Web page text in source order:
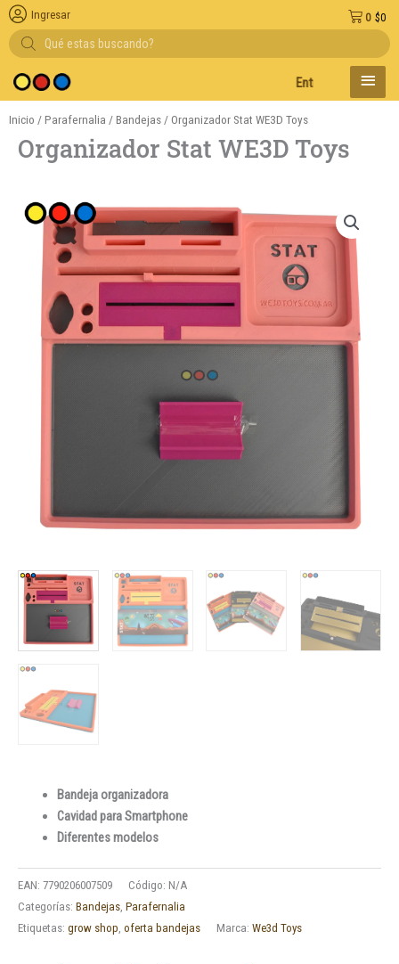
Búsqueda
de
productos
Entregas en el día en
$0
0
Ingresar
MENÚ
Inicio / Parafernalia / Bandejas / Organizador Stat WE3D Toys
Organizador Stat WE3D Toys
Bandeja organizadora
Cavidad para Smartphone
Diferentes modelos
EAN: 7790206007509 Código: N/A
Categorías: Bandejas Parafernalia
Etiquetas: grow shop oferta bandejas Marca: We3d Toys